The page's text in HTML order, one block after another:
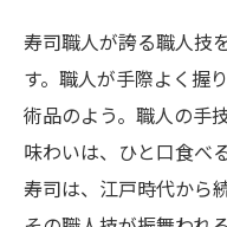
寿司職人が誇る職人技
す。職人が手際よく握
術品のよう。職人の手
味わいは、ひと口食べ
寿司は、江戸時代から